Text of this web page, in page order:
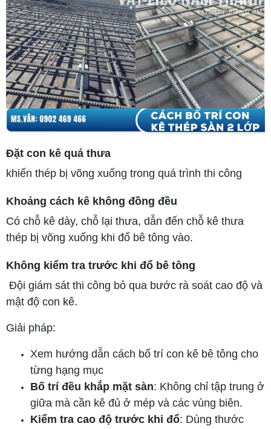
Đặt con kê quá thưa
khiến thép bị võng xuống trong quá trình thi công
Khoảng cách kê không đồng đều
Có chỗ kê dày, chỗ lại thưa, dẫn đến chỗ kê thưa
thép bị võng xuống khi đổ bê tông vào.
Không kiểm tra trước khi đổ bê tông
Đội giám sát thi công bỏ qua bước rà soát cao độ và
mật độ con kê.
Giải pháp:
Xem hướng dẫn cách bố trí con kê bê tông cho
từng hạng mục
Bố trí đều khắp mặt sàn: Không chỉ tập trung ở
giữa mà cần kê đủ ở mép và các vùng biên.
Kiểm tra cao độ trước khi đổ: Dùng thước